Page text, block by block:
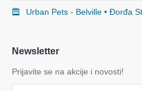
Urban Pets - Belville • Đorđa
Newsletter
Prijavite se na akcije i novosti!